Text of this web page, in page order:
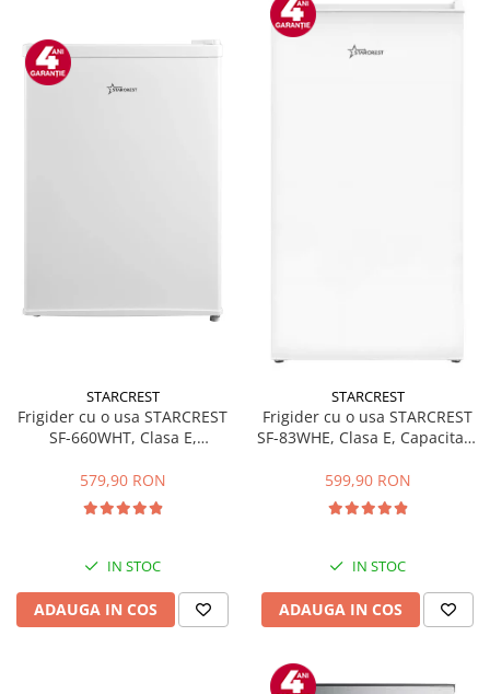
STARCREST
Frigider cu o usa STARCREST
SF-660WHT, Clasa E,
579,90 RON
IN STOC
ADAUGA IN COS
STARCREST
Frigider cu o usa STARCREST
SF-83WHE, Clasa E, Capacitate
Compartiment gheata, H 85
cm, Alb
599,90 RON
IN STOC
ADAUGA IN COS